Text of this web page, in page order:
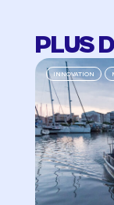
PLUS
INNOVATION